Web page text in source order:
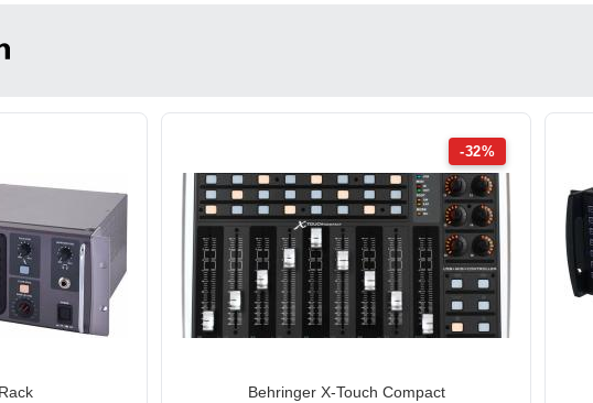
-32%
Behringer X-Touch Compact